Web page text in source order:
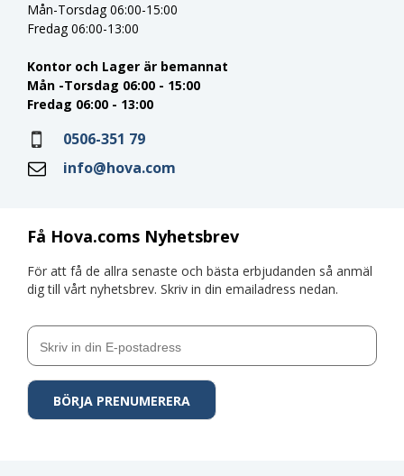
Få Hova.coms Nyhetsbrev
För att få de allra senaste och bästa erbjudanden så anmäl
dig till vårt nyhetsbrev. Skriv in din emailadress nedan.
Mån-Torsdag 06:00-15:00
Fredag 06:00-13:00
Kontor och Lager är bemannat
Mån -Torsdag 06:00 - 15:00
Fredag 06:00 - 13:00
0506-351 79
info@hova.com